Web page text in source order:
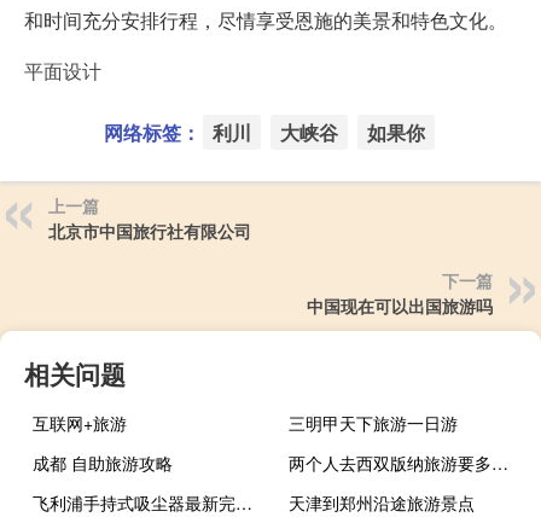
和时间充分安排行程，尽情享受恩施的美景和特色文化。
平面设计
网络标签： 利川 大峡谷 如果你
上一篇
北京市中国旅行社有限公司
下一篇
中国现在可以出国旅游吗
相关问题
互联网+旅游
三明甲天下旅游一日游
成都 自助旅游攻略
两个人去西双版纳旅游要多少钱
飞利浦手持式吸尘器最新完整版（飞利浦手持式吸尘器）
天津到郑州沿途旅游景点